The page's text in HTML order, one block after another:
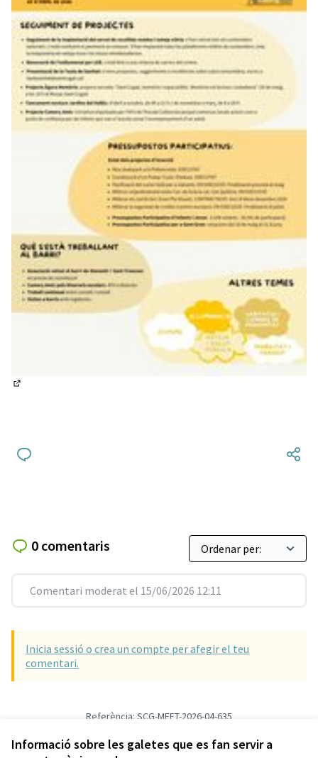
Informació sobre les galetes que es fan servir a
0 comentaris
Comentari moderat el 15/06/2026 12:11
Inicia sessió o crea un compte per afegir el teu
comentari.
Referència: SCG-MEET-2026-04-635
Afegir al calendari